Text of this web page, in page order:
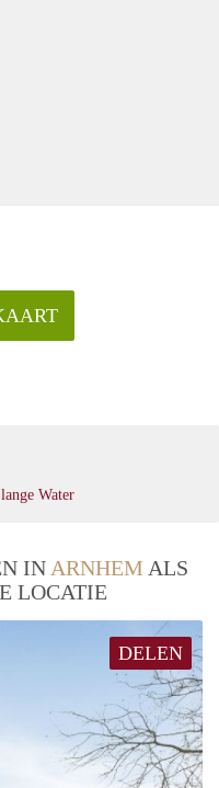
Water
IN ARNHEM ALS
LOCATIE
DELEN